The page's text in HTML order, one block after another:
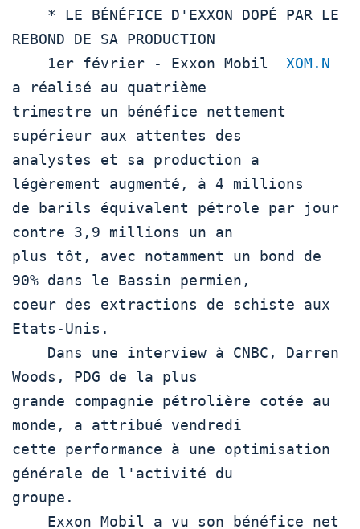
REBOND DE SA PRODUCTION
    1er février - Exxon Mobil
XOM.N
a réalisé au quatrième
trimestre un bénéfice nettement
supérieur aux attentes des
analystes et sa production a
légèrement augmenté, à 4 millions
de barils équivalent pétrole par jour
contre 3,9 millions un an
plus tôt, avec notamment un bond de
90% dans le Bassin permien,
coeur des extractions de schiste aux
Etats-Unis.
Woods, PDG de la plus
grande compagnie pétrolière cotée au
monde, a attribué vendredi
cette performance à une optimisation
générale de l'activité du
groupe.